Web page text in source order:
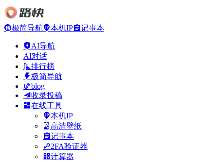
极简导航 本机IP 记事本
AI导航
AI对话
排行榜
极简导航
blog
收录投稿
在线工具
本机IP
高清壁纸
记事本
2FA验证器
计算器